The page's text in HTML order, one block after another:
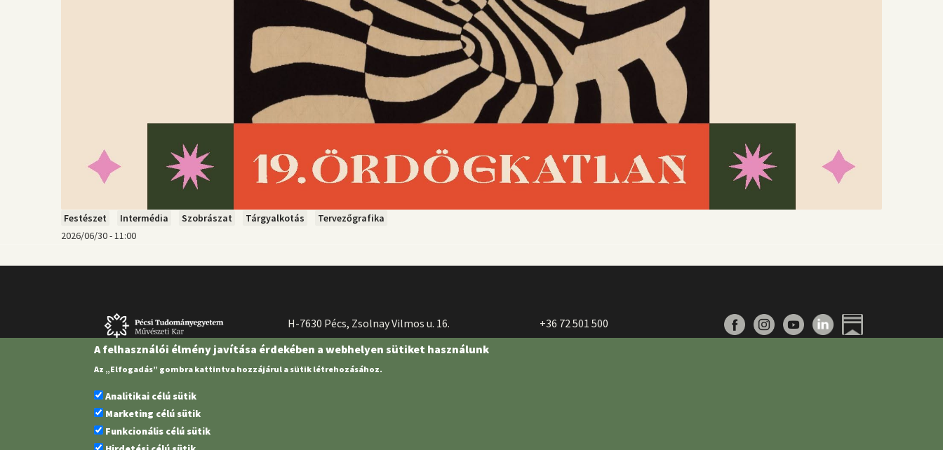
Festészet Intermédia Szobrászat Tárgyalkotás
Tervezőgrafika
2026/06/30 - 11:00
H-7630 Pécs, Zsolnay Vilmos u. 16.
+36 72 501 500
A felhasználói élmény javítása érdekében a webhelyen sütiket használunk
Az „Elfogadás” gombra kattintva hozzájárul a sütik létrehozásához.
Analitikai célú sütik
Marketing célú sütik
Funkcionális célú sütik